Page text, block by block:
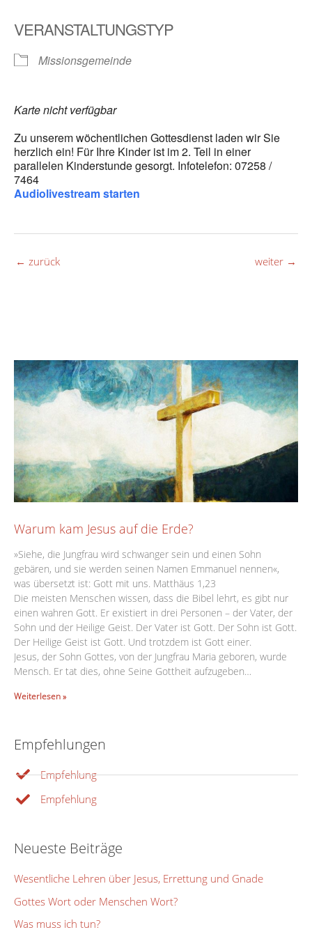
VERANSTALTUNGSTYP
Missionsgemeinde
Karte nicht verfügbar
Zu unserem wöchentlichen Gottesdienst laden wir Sie
herzlich ein! Für Ihre Kinder ist im 2. Teil in einer
parallelen Kinderstunde gesorgt. Infotelefon: 07258 /
7464
Audiolivestream starten
← zurück weiter →
Warum kam Jesus auf die Erde?
»Siehe, die Jungfrau wird schwanger sein und einen Sohn
gebären, und sie werden seinen Namen Emmanuel nennen«,
was übersetzt ist: Gott mit uns. Matthäus 1,23
Die meisten Menschen wissen, dass die Bibel lehrt, es gibt nur
einen wahren Gott. Er existiert in drei Personen – der Vater, der
Sohn und der Heilige Geist. Der Vater ist Gott. Der Sohn ist Gott.
Der Heilige Geist ist Gott. Und trotzdem ist Gott einer.
Jesus, der Sohn Gottes, von der Jungfrau Maria geboren, wurde
Mensch. Er tat dies, ohne Seine Gottheit aufzugeben…
Weiterlesen »
Empfehlungen
Empfehlung
Empfehlung
Neueste Beiträge
Wesentliche Lehren über Jesus, Errettung und Gnade
Gottes Wort oder Menschen Wort?
Was muss ich tun?